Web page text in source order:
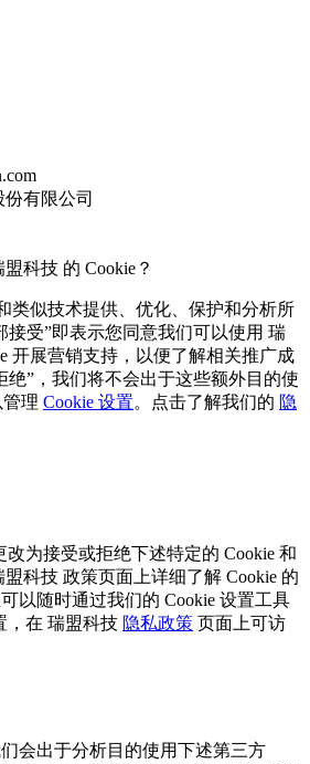
有限公司
科技 的 Cookie？
类似技术提供、优化、保护和分析所
接受”即表示您同意我们可以使用 瑞
开展营销支持，以便了解相关推广成
绝”，我们将不会出于这些额外目的使
理 Cookie 设置。点击了解我们的 隐
改为接受或拒绝下述特定的 Cookie 和
科技 政策页面上详细了解 Cookie 的
以随时通过我们的 Cookie 设置工具
，在 瑞盟科技 隐私政策 页面上可访
会出于分析目的使用下述第三方